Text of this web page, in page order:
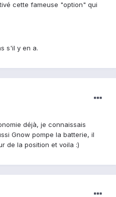
cette fameuse "option" qui
s'il y en a.
déjà, je connaissais
Gnow pompe la batterie, il
de la position et voila :)